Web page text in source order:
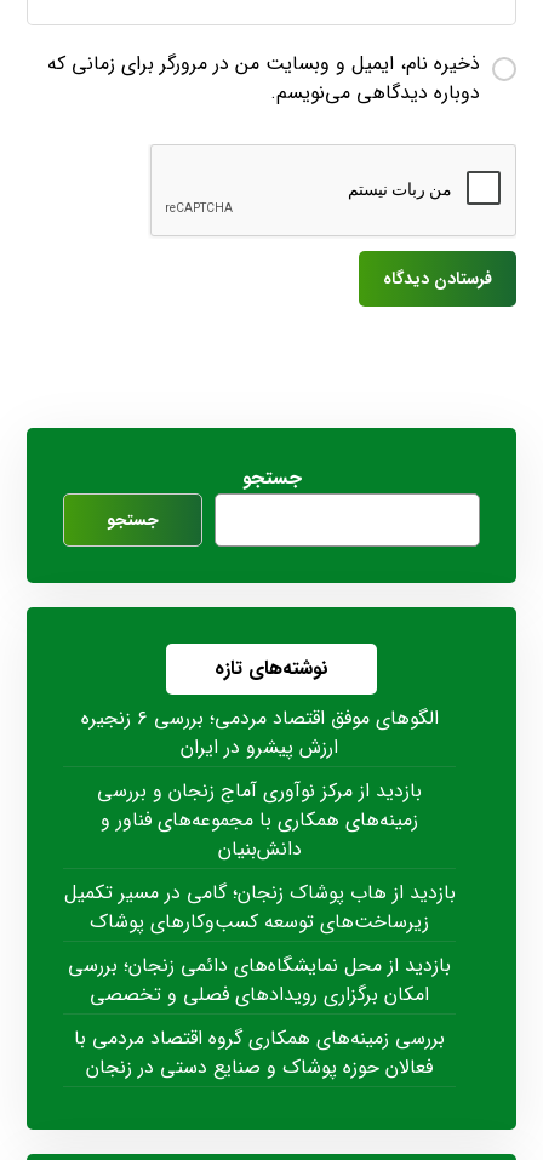
ذخیره نام، ایمیل و وبسایت من در مرورگر برای زمانی که
دوباره دیدگاهی می‌نویسم.
جستجو
جستجو
نوشته‌های تازه
الگوهای موفق اقتصاد مردمی؛ بررسی ۶ زنجیره
ارزش پیشرو در ایران
بازدید از مرکز نوآوری آماج زنجان و بررسی
زمینه‌های همکاری با مجموعه‌های فناور و
دانش‌بنیان
بازدید از هاب پوشاک زنجان؛ گامی در مسیر تکمیل
زیرساخت‌های توسعه کسب‌وکارهای پوشاک
بازدید از محل نمایشگاه‌های دائمی زنجان؛ بررسی
امکان برگزاری رویدادهای فصلی و تخصصی
بررسی زمینه‌های همکاری گروه اقتصاد مردمی با
فعالان حوزه پوشاک و صنایع دستی در زنجان